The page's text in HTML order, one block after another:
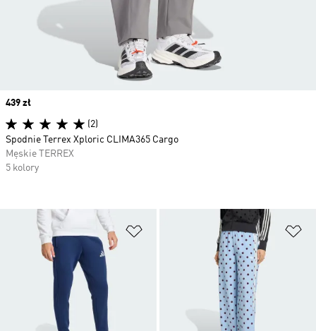
Dodaj do listy życzeń
Price
439 zł
(2)
Spodnie Terrex Xploric CLIMA365 Cargo
Męskie TERREX
5 kolory